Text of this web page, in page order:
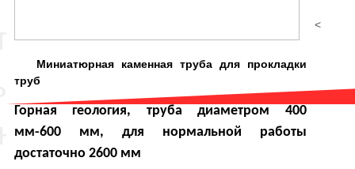
Миниатюрная каменная труба для прокладки
труб
Горная геология, труба диаметром 400
мм-600 мм, для нормальной работы
достаточно 2600 мм
<
Что мы делаем